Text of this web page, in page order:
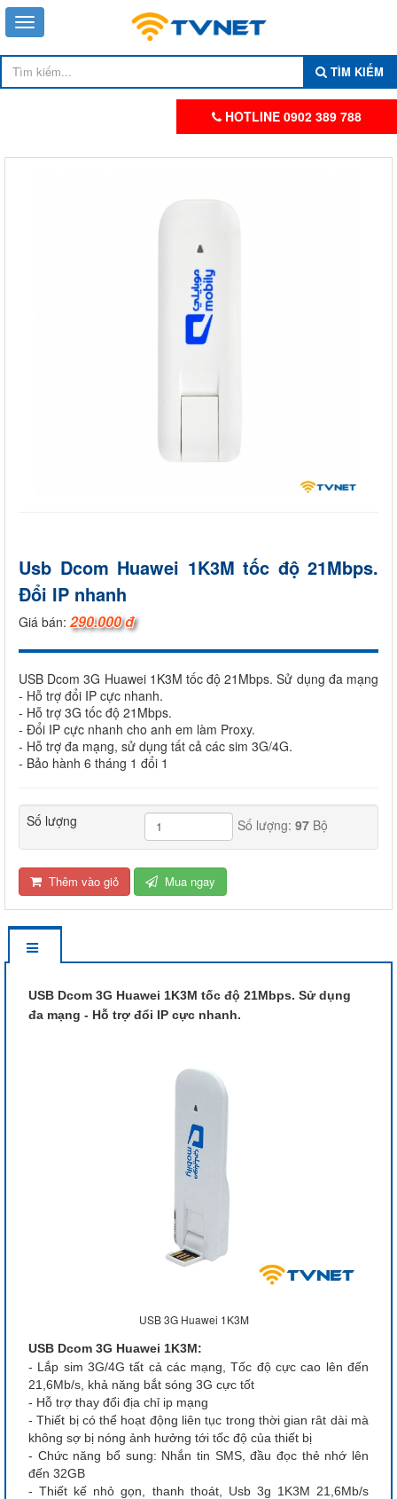
TÌM KIẾM
HOTLINE 0902 389 788
Usb Dcom Huawei 1K3M tốc độ 21Mbps.
Đổi IP nhanh
Giá bán: 290.000 đ
USB Dcom 3G Huawei 1K3M tốc độ 21Mbps. Sử dụng đa mạng
- Hỗ trợ đổi IP cực nhanh.
- Hỗ trợ 3G tốc độ 21Mbps.
- Đổi IP cực nhanh cho anh em làm Proxy.
- Hỗ trợ đa mạng, sử dụng tất cả các sim 3G/4G.
- Bảo hành 6 tháng 1 đổi 1
Số lượng Số lượng: 97Bộ
Thêm vào giỏ Mua ngay
USB Dcom 3G Huawei 1K3M tốc độ 21Mbps. Sử dụng
đa mạng - Hỗ trợ đổi IP cực nhanh.
USB 3G Huawei 1K3M
USB Dcom 3G Huawei 1K3M:
- Lắp sim 3G/4G tất cả các mạng, Tốc độ cực cao lên đến
21,6Mb/s, khả năng bắt sóng 3G cực tốt
- Hỗ trợ thay đổi địa chỉ ip mạng
- Thiết bị có thể hoạt động liên tục trong thời gian rât dài mà
không sợ bị nóng ảnh hưởng tới tốc độ của thiết bị
- Chức năng bổ sung: Nhắn tin SMS, đầu đọc thẻ nhớ lên
đến 32GB
- Thiết kế nhỏ gọn, thanh thoát, Usb 3g 1K3M 21,6Mb/s